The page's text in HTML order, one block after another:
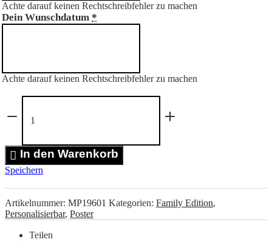
Achte darauf keinen Rechtschreibfehler zu machen
Dein Wunschdatum *
Achte darauf keinen Rechtschreibfehler zu machen
Neugeborenes
mit
Poster
Menge
In den Warenkorb
Speichern
Artikelnummer: MP19601 Kategorien: Family Edition,
Personalisierbar, Poster
Teilen